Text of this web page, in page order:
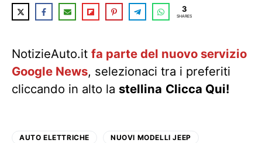
3
SHARES
NotizieAuto.it fa parte del nuovo servizio
Google News, selezionaci tra i preferiti
cliccando in alto la stellina Clicca Qui!
AUTO ELETTRICHE NUOVI MODELLI JEEP